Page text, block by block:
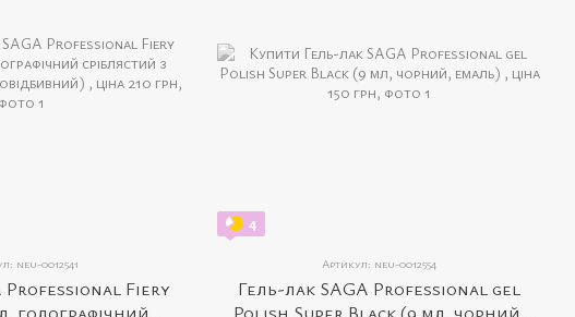
neu-0012541
Professional Fiery
голографічний
4
Артикул: neu-0012554
Гель-лак SAGA Professional gel
Polish Super Black (9 мл, чорний,